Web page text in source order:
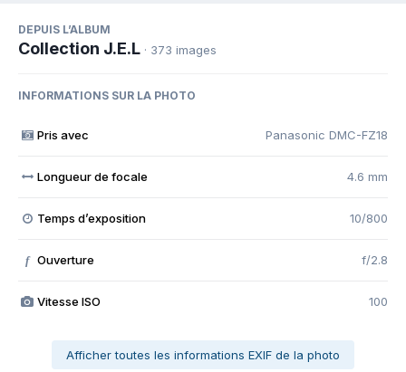
DEPUIS L’ALBUM
Collection J.E.L · 373 images
INFORMATIONS SUR LA PHOTO
Pris avec Panasonic DMC-FZ18
Longueur de focale 4.6 mm
Temps d’exposition 10/800
f Ouverture f/2.8
Vitesse ISO 100
Afficher toutes les informations EXIF de la photo